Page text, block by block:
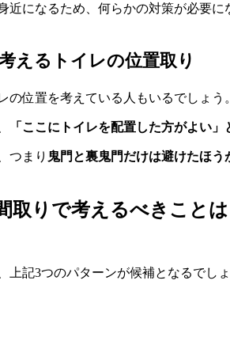
近になるため、何らかの対策が必要に
えるトイレの位置取り
の位置を考えている人もいるでしょう。
「ここにトイレを配置した方がよい
つまり 鬼門と裏鬼門だけは避けたほう
取りで考えるべきことは
上記3つのパターンが候補となるでし